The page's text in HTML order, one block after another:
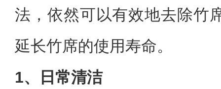
法，依然可以有效地去除竹
延长竹席的使用寿命。
1、日常清洁